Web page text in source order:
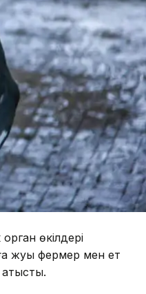
өкілдері
жуық фермер мен ет